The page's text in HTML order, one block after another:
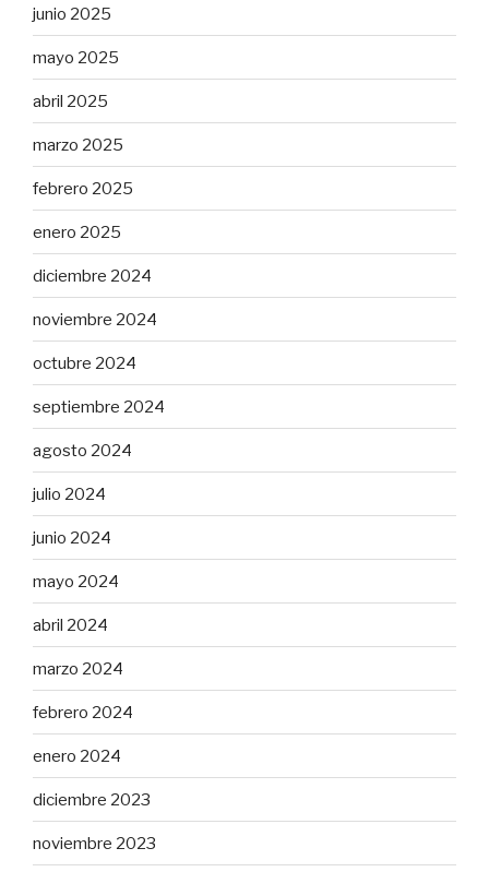
junio 2025
mayo 2025
abril 2025
marzo 2025
febrero 2025
enero 2025
diciembre 2024
noviembre 2024
octubre 2024
septiembre 2024
agosto 2024
julio 2024
junio 2024
mayo 2024
abril 2024
marzo 2024
febrero 2024
enero 2024
diciembre 2023
noviembre 2023